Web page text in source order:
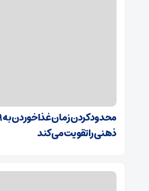
ذهنی را تقویت می‌کند